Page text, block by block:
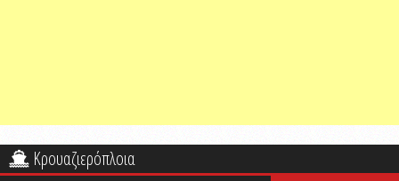
Κρουαζιερόπλοια